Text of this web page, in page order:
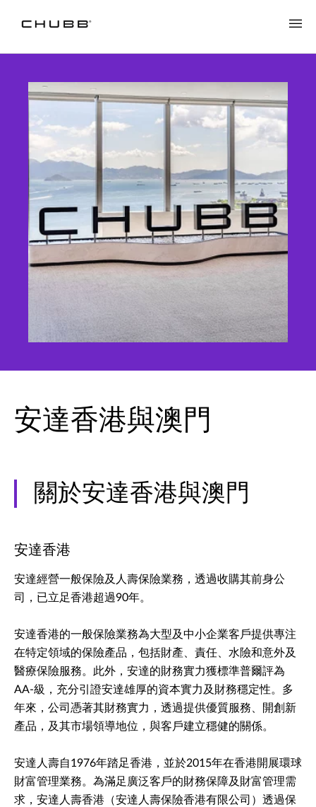
安達香港與澳門
關於安達香港與澳門
安達香港
安達經營一般保險及人壽保險業務，透過收購其前身公
司，已立足香港超過90年。
安達香港的一般保險業務為大型及中小企業客戶提供專注
在特定領域的保險產品，包括財產、責任、水險和意外及
醫療保險服務。此外，安達的財務實力獲標準普爾評為
AA-級，充分引證安達雄厚的資本實力及財務穩定性。多
年來，公司憑著其財務實力，透過提供優質服務、開創新
產品，及其市場領導地位，與客戶建立穩健的關係。
安達人壽自1976年踏足香港，並於2015年在香港開展環球
財富管理業務。為滿足廣泛客戶的財務保障及財富管理需
求，安達人壽香港（安達人壽保險香港有限公司）透過保